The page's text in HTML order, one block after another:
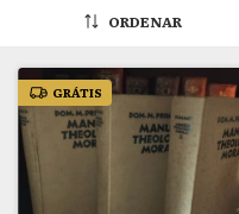
ORDENAR
GRÁTIS